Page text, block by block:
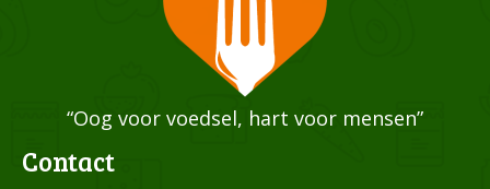
“Oog voor voedsel, hart voor mensen”
Contact